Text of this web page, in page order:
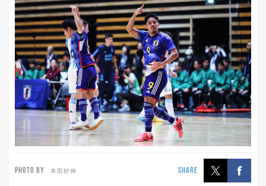
PHOTO BY 本田好伸 SHARE